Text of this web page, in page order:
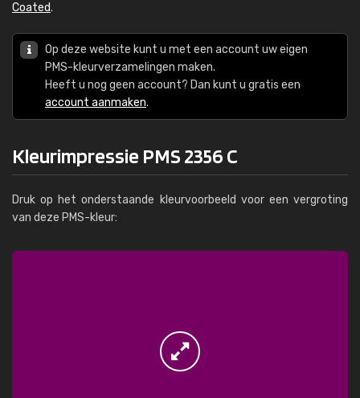
Coated.
Op deze website kunt u met een account uw eigen
PMS-kleurverzamelingen maken.
Heeft u nog geen account? Dan kunt u gratis een
account aanmaken.
Kleurimpressie PMS 2356 C
Druk op het onderstaande kleurvoorbeeld voor een vergroting
van deze PMS-kleur: